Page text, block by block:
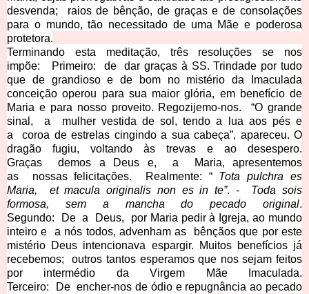
desvenda; raios de bênção, de graças e de consolações
para o mundo, tão necessitado de uma Mãe e poderosa
protetora.
Terminando esta meditação, três resoluções se nos
impõe: Primeiro: de dar graças à SS. Trindade por tudo
que de grandioso e de bom no mistério da Imaculada
conceição operou para sua maior glória, em benefício de
Maria e para nosso proveito. Regozijemo-nos. “O grande
sinal, a mulher vestida de sol, tendo a lua aos pés e
a coroa de estrelas cingindo a sua cabeça”, apareceu. O
dragão fugiu, voltando às trevas e ao desespero.
Graças demos a Deus e, a Maria, apresentemos
as nossas felicitações. Realmente: “ Tota pulchra es
Maria, et macula originalis non es in te”. - Toda sois
formosa, sem a mancha do pecado original.
Segundo: De a Deus, por Maria pedir à Igreja, ao mundo
inteiro e a nós todos, advenham as bênçãos que por este
mistério Deus intencionava espargir. Muitos benefícios já
recebemos; outros tantos esperamos que nos sejam feitos
por intermédio da Virgem Mãe Imaculada.
Terceiro: De encher-nos de ódio e repugnância ao pecado